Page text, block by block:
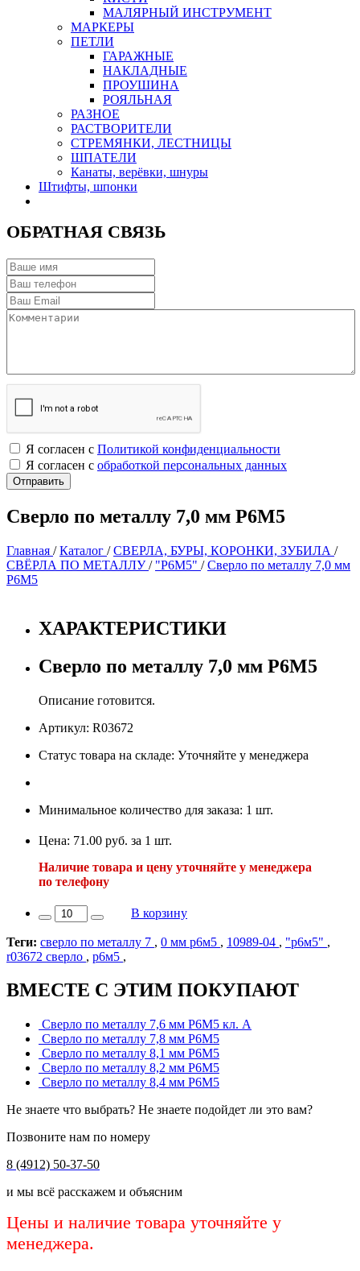
МАЛЯРНЫЙ ИНСТРУМЕНТ
МАРКЕРЫ
ПЕТЛИ
ГАРАЖНЫЕ
НАКЛАДНЫЕ
ПРОУШИНА
РОЯЛЬНАЯ
РАЗНОЕ
РАСТВОРИТЕЛИ
СТРЕМЯНКИ, ЛЕСТНИЦЫ
ШПАТЕЛИ
Канаты, верёвки, шнуры
Штифты, шпонки
ОБРАТНАЯ СВЯЗЬ
Я согласен с Политикой конфиденциальности
Я согласен с обработкой персональных данных
Сверло по металлу 7,0 мм Р6М5
Главная /Каталог /СВЕРЛА, БУРЫ, КОРОНКИ, ЗУБИЛА /
СВЁРЛА ПО МЕТАЛЛУ/ "Р6М5" /Сверло по металлу 7,0 мм
Р6М5
ХАРАКТЕРИСТИКИ
Сверло по металлу 7,0 мм Р6М5
Описание готовится.
Артикул: R03672
Статус товара на складе: Уточняйте у менеджера
Минимальное количество для заказа: 1 шт.
Цена: 71.00 руб. за 1 шт.
Наличие товара и цену уточняйте у менеджера
по телефону
В корзину
Теги: сверло по металлу 7 , 0 мм р6м5 , 10989-04 , "р6м5" ,
r03672 сверло , р6м5 ,
ВМЕСТЕ С ЭТИМ ПОКУПАЮТ
Сверло по металлу 7,6 мм Р6М5 кл. А
Сверло по металлу 7,8 мм Р6М5
Сверло по металлу 8,1 мм Р6М5
Сверло по металлу 8,2 мм Р6М5
Сверло по металлу 8,4 мм Р6М5
Не знаете что выбрать? Не знаете подойдет ли это вам?
Позвоните нам по номеру
8 (4912) 50-37-50
и мы всё расскажем и объясним
Цены и наличие товара уточняйте у
менеджера.